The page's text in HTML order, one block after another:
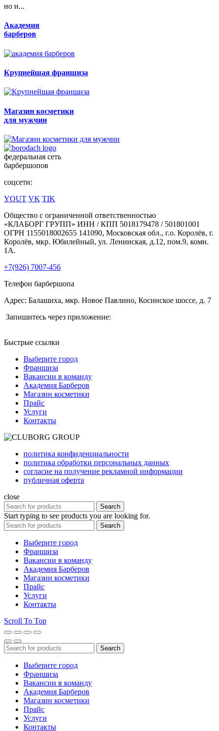
но и...
Академия
барберов
Крупнейшая франшиза
Магазин косметики
для мужчин
федеральная сеть
барбершопов
соцсети:
YOUT VK TIK
Общество с ограниченной ответственностью
«КЛАБОРГ ГРУПП» ИНН / КПП 5018179478 / 501801001
ОГРН 1155018002655 141090, Московская обл., г.о. Королёв, г.
Королёв, мкр. Юбилейный, ул. Ленинская, д.12, пом.9, комн.
1А.
+7(926) 7007-456
Телефон барбершопа
Адрес: Балашиха, мкр. Новое Павлино, Косинское шоссе, д. 7
Запишитесь через приложение:
Быстрые ссылки
Выберите город
Франшиза
Вакансии в команду
Академия Барберов
Магазин косметики
Прайс
Услуги
Контакты
политика конфиденциальности
политика обработки персональных данных
согласие на получение рекламной информации
публичная оферта
close
Search
Start typing to see products you are looking for.
Search
Выберите город
Франшиза
Вакансии в команду
Академия Барберов
Магазин косметики
Прайс
Услуги
Контакты
Scroll To Top
Search
Выберите город
Франшиза
Вакансии в команду
Академия Барберов
Магазин косметики
Прайс
Услуги
Контакты